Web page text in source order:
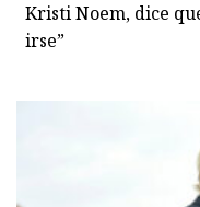
Kristi Noem, dice
irse”